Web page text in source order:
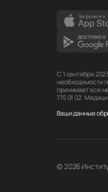
С 1 сентября
необходимости
принимает все
775 01 02.
Ваши данные
© 2026